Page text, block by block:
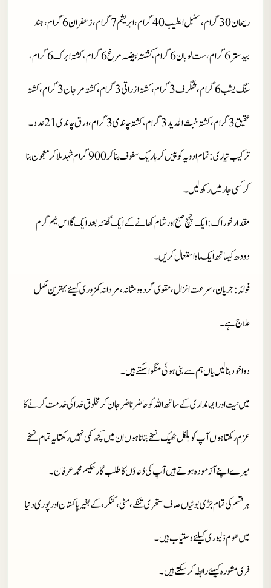
ریحان 30 گرام، سنبل الطیب 40 گرام، ابریشم 7 گرام، زعفران 6 گرام، جند
بیدستر 6 گرام، ست لوبان 6 گرام،
کشتہ بیضہمرغ
6 گرام، کشتہ ابرک 6 گرام،
سنگ یشب 6 گرام، شنگرف 3 گرام، کشتہ ازراقی 3 گرام، کشتہ مرجان 3 گرام، کشتہ
عقیق 3 گرام، کشتہ خبث الحدید 3 گرام، کشتہ چاندی 3 گرام، ورق چاندی21 عدد۔
ترکیب تیاری
: تمام ادویہ کو پیس کر باریک سفوف بنا کر900 گرام شہد ملا کر معجون بنا
کر کسی جار میں رکھ لیں۔
مقدار خوراک: ایک چمچ صبح اور شام کھانے کے ایک گھنٹہ بعد ایک گلاس نیم گرم
دودھ کیساتھ ایک ماہ استعمال کریں۔
فوائد: جریان، سرعت انزال، مقوی گردہ و مثانہ، مردانہ کمزوری کیلئے بہترین مکمل
علاج ہے۔
دوا خود بنا لیں یاں ہم سے بنی ہوئی منگوا سکتے ہیں۔
میں نیت اور ایمانداری کے ساتھ اللہ کو حاضر ناضر جان کر مخلوق خدا کی خدمت کرنے کا
عزم رکھتا ہوں آپ کو بلکل ٹھیک نسخے بتاتا ہوں ان میں کچھ کمی نہیں رکھتا یہ تمام نسخے
میرے اپنے آزمودہ ہوتے ہیں آپ کی دُعاؤں کا طلب گار حکیم محمد عرفان۔
ہر قسم کی تمام جڑی بوٹیاں صاف ستھری تنکے، مٹی، کنکر، کے بغیر پاکستان اور پوری دنیا
میں ھوم ڈلیوری کیلئے دستیاب ہیں۔
فری مشورہ کیلئے رابطہ کر سکتے ہیں۔